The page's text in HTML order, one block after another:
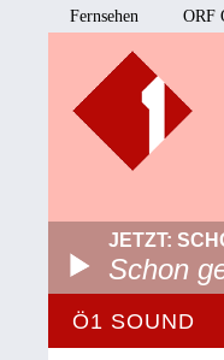
Fernsehen ORF
JETZT:
Schon
Ö1 SOUND